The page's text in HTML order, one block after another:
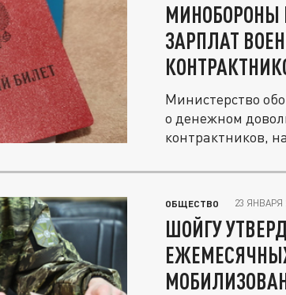
МИНОБОРОНЫ
ЗАРПЛАТ
Министерство
о денежном
контрактников,
ОБЩЕСТВО 23 ЯНВАРЯ
ШОЙГУ